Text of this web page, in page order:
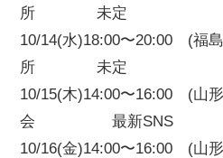
所 未定
10/14(水)18:00〜20:00 (福
所 未定
10/15(木)14:00〜16:00 (山
会 最新SNS
10/16(金)14:00〜16:00 (山